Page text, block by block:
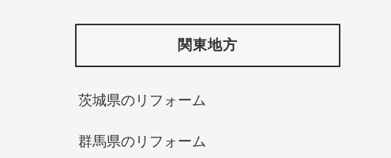
関東地方
茨城県のリフォーム
群馬県のリフォーム